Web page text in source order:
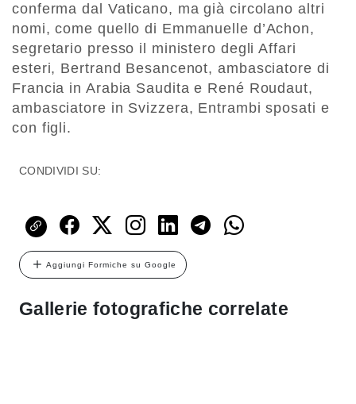
conferma dal Vaticano, ma già circolano altri
nomi, come quello di Emmanuelle d’Achon,
segretario presso il ministero degli Affari
esteri, Bertrand Besancenot, ambasciatore di
Francia in Arabia Saudita e René Roudaut,
ambasciatore in Svizzera, Entrambi sposati e
con figli.
CONDIVIDI SU:
Aggiungi Formiche su Google
Gallerie fotografiche correlate